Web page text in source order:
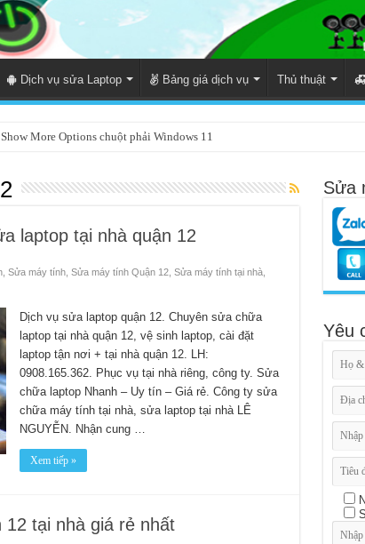
Dịch vụ sửa Laptop Bảng giá dịch vụ Thủ thuật
More Options chuột phải Windows 11
laptop tại nhà quận 12
, Sửa máy tính, Sửa máy tính Quận 12, Sửa máy tính tại nhà,
Dịch vụ sửa laptop quận 12. Chuyên sửa chữa
laptop tại nhà quận 12, vệ sinh laptop, cài đặt
laptop tận nơi + tại nhà quận 12. LH:
0908.165.362. Phục vụ tại nhà riêng, công ty. Sửa
chữa laptop Nhanh – Uy tín – Giá rẻ. Công ty sửa
chữa máy tính tại nhà, sửa laptop tại nhà LÊ
NGUYỄN. Nhận cung …
Xem tiếp »
tại nhà giá rẻ nhất
Sửa
Yêu